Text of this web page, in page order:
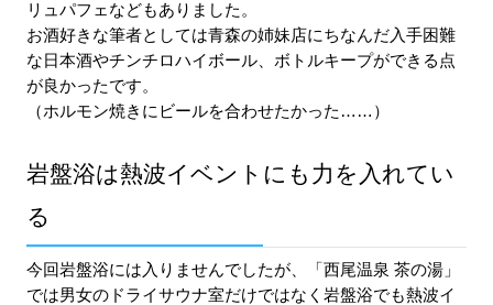
リュパフェなどもありました。
お酒好きな筆者としては青森の姉妹店にちなんだ入手困難
な日本酒やチンチロハイボール、ボトルキープができる点
が良かったです。
（ホルモン焼きにビールを合わせたかった……）
岩盤浴は熱波イベントにも力を入れてい
る
今回岩盤浴には入りませんでしたが、「 西尾温泉 茶の湯」
では男女のドライサウナ室だけではなく岩盤浴でも熱波イ